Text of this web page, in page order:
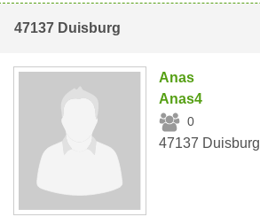
47137 Duisburg
Anas
Anas4
0
47137 Duisburg